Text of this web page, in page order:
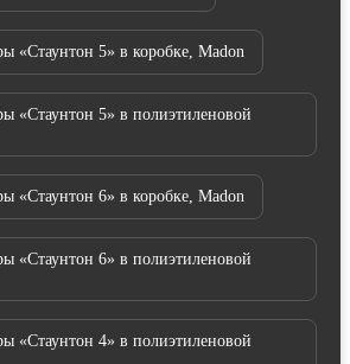
«Стаунтон 5» в коробке, Madon
«Стаунтон 5» в полиэтиленовой
«Стаунтон 6» в коробке, Madon
«Стаунтон 6» в полиэтиленовой
«Стаунтон 4» в полиэтиленовой